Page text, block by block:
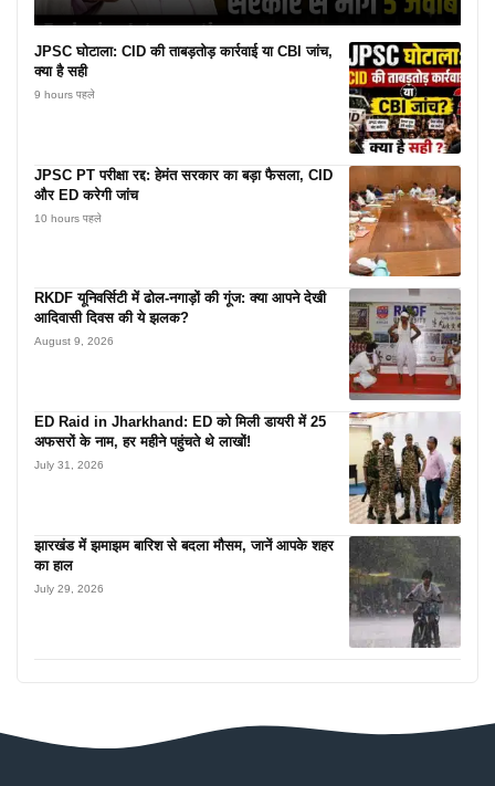
JPSC घोटाला: CID की ताबड़तोड़ कार्रवाई या CBI जांच,
क्या है सही
9 hours पहले
JPSC PT परीक्षा रद्द: हेमंत सरकार का बड़ा फैसला, CID
और ED करेगी जांच
10 hours पहले
RKDF यूनिवर्सिटी में ढोल-नगाड़ों की गूंज: क्या आपने देखी
आदिवासी दिवस की ये झलक?
August 9, 2026
ED Raid in Jharkhand: ED को मिली डायरी में 25
अफसरों के नाम, हर महीने पहुंचते थे लाखों!
July 31, 2026
झारखंड में झमाझम बारिश से बदला मौसम, जानें आपके शहर
का हाल
July 29, 2026